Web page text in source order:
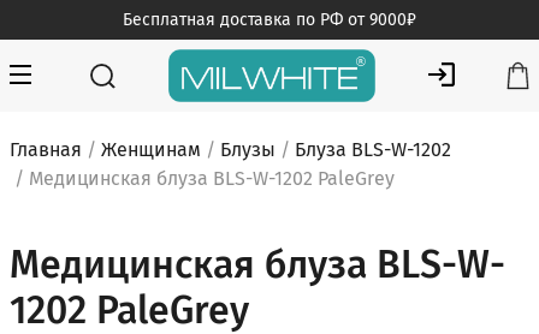
to
content
Бесплатная доставка по РФ от 9000₽
MILWHITE
MILWHITE — интернет магазин медицинской одежды
Главная / Женщинам / Блузы / Блуза BLS-W-1202
/ Медицинская блуза BLS-W-1202 PaleGrey
Медицинская блуза BLS-W-
1202 PaleGrey